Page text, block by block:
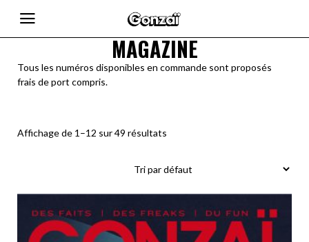
MAGAZINE
Tous les numéros disponibles en commande sont proposés
frais de port compris.
Affichage de 1–12 sur 49 résultats